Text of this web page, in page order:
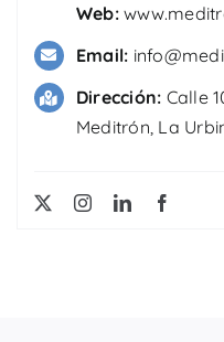
Web:
Email:
Dirección: Calle
Meditrón, La